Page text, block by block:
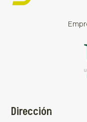
Dirección